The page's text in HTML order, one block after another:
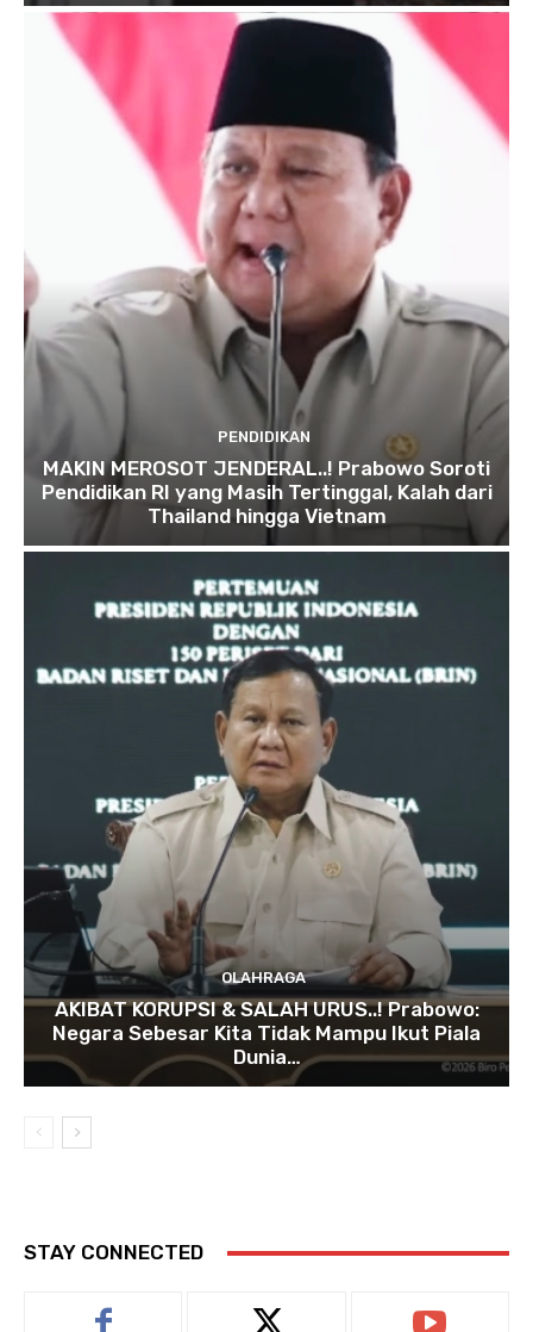
PENDIDIKAN
MAKIN MEROSOT JENDERAL..! Prabowo Soroti
Pendidikan RI yang Masih Tertinggal, Kalah dari
Thailand hingga Vietnam
OLAHRAGA
AKIBAT KORUPSI & SALAH URUS..! Prabowo:
Negara Sebesar Kita Tidak Mampu Ikut Piala
Dunia…
STAY CONNECTED